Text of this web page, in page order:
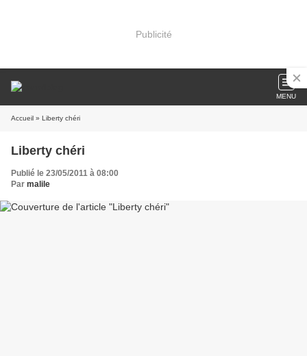
Publicité
MENU
Accueil » Liberty chéri
Liberty chéri
Publié le 23/05/2011 à 08:00
Par malile